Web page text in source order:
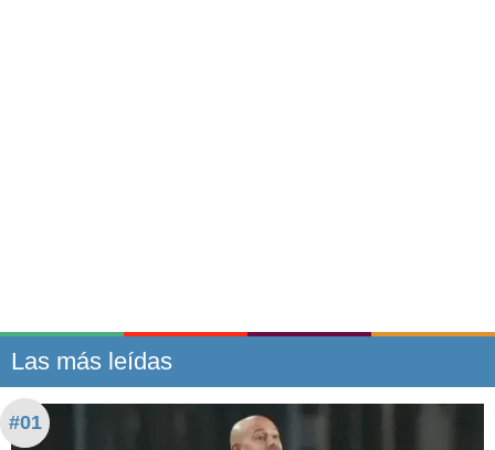
Las más leídas
#01